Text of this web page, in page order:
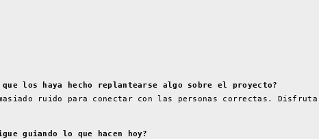
los haya hecho replantearse algo sobre el proyecto?
ruido para conectar con las personas correctas.
guiando lo que hacen hoy?